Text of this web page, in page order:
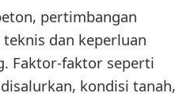
pertimbangan
dan keperluan
Faktor-faktor seperti
kondisi tanah,